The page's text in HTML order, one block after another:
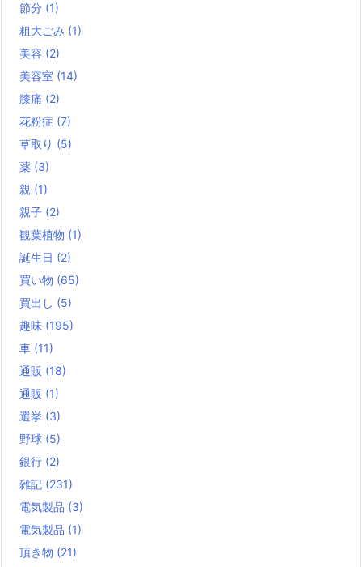
節分 (1)
粗大ごみ (1)
美容 (2)
美容室 (14)
膝痛 (2)
花粉症 (7)
草取り (5)
薬 (3)
親 (1)
親子 (2)
観葉植物 (1)
誕生日 (2)
買い物 (65)
買出し (5)
趣味 (195)
車 (11)
通販 (18)
通販 (1)
選挙 (3)
野球 (5)
銀行 (2)
雑記 (231)
電気製品 (3)
電気製品 (1)
頂き物 (21)